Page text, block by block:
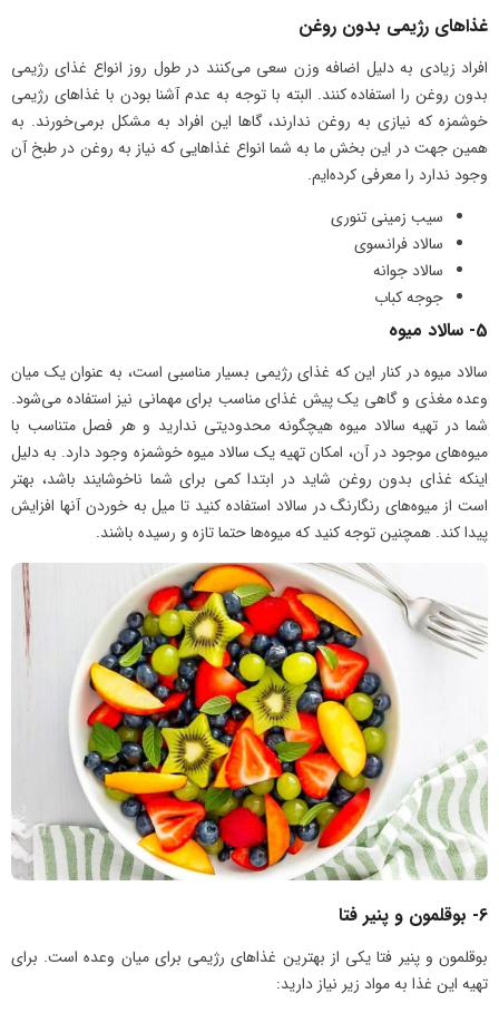
غذاهای رژیمی بدون روغن
افراد زیادی به دلیل اضافه وزن سعی می‌کنند در طول روز انواع غذای رژیمی
بدون روغن را استفاده کنند. البته با توجه به عدم آشنا بودن با غذاهای رژیمی
خوشمزه که نیازی به روغن ندارند، گاها این افراد به مشکل برمی‌خورند. به
همین جهت در این بخش ما به شما انواع غذاهایی که نیاز به روغن در طبخ آن
وجود ندارد را معرفی کرده‌ایم.
سیب زمینی تنوری
سالاد فرانسوی
سالاد جوانه
جوجه کباب
5- سالاد میوه
سالاد میوه در کنار این که غذای رژیمی بسیار مناسبی است، به عنوان یک میان
وعده مغذی و گاهی یک پیش غذای مناسب برای مهمانی نیز استفاده می‌شود.
شما در تهیه سالاد میوه هیچگونه محدودیتی ندارید و هر فصل متناسب با
میوه‌های موجود در آن، امکان تهیه یک سالاد میوه خوشمزه وجود دارد. به دلیل
اینکه غذای بدون روغن شاید در ابتدا کمی برای شما ناخوشایند باشد، بهتر
است از میوه‌های رنگارنگ در سالاد استفاده کنید تا میل به خوردن آنها افزایش
پیدا کند. همچنین توجه کنید که میوه‌ها حتما تازه و رسیده باشند.
6- بوقلمون و پنیر فتا
بوقلمون و پنیر فتا یکی از بهترین غذاهای رژیمی برای میان وعده است. برای
تهیه این غذا به مواد زیر نیاز دارید: